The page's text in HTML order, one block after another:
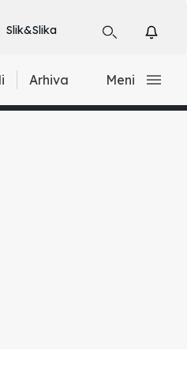
Slik&Slika
Arhiva Meni